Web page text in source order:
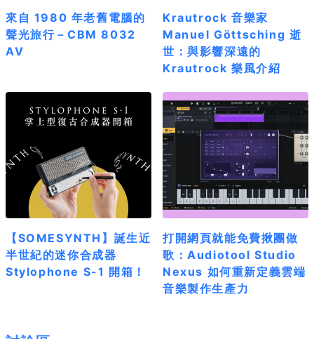
來自 1980 年老舊電腦的
聲光旅行－CBM 8032
AV
Krautrock 音樂家
Manuel Göttsching 逝
世：與影響深遠的
Krautrock 樂風介紹
【SOMESYNTH】誕生近
半世紀的迷你合成器
Stylophone S-1 開箱！
打開網頁就能免費揪團做
歌：Audiotool Studio
Nexus 如何重新定義雲端
音樂製作生產力